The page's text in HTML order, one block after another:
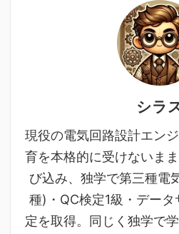
シラ
現役の電気回路設計エン
育を本格的に受けないま
び込み、独学で第三種電
種)・QC検定1級・デー
定を取得。同じく独学で